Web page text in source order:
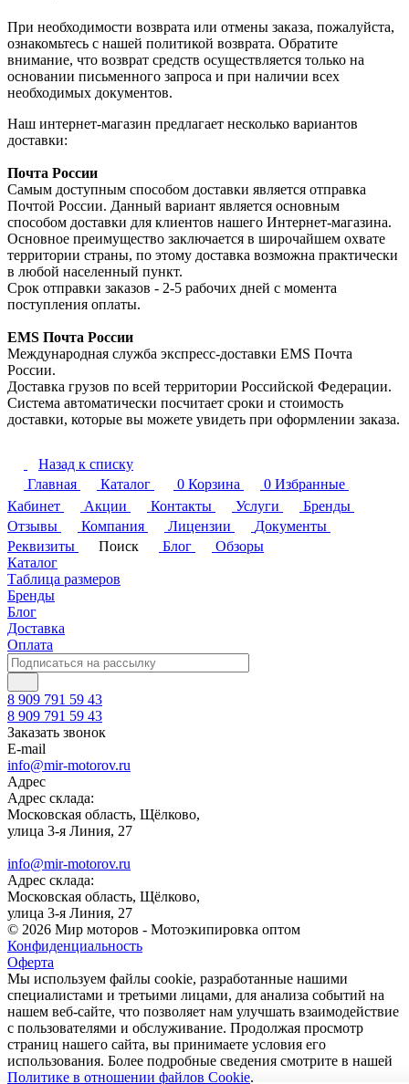
При необходимости возврата или отмены заказа, пожалуйста,
ознакомьтесь с нашей политикой возврата. Обратите
внимание, что возврат средств осуществляется только на
основании письменного запроса и при наличии всех
необходимых документов.
Наш интернет-магазин предлагает несколько вариантов
доставки:
Почта России
Самым доступным способом доставки является отправка
Почтой России. Данный вариант является основным
способом доставки для клиентов нашего Интернет-магазина.
Основное преимущество заключается в широчайшем охвате
территории страны, по этому доставка возможна практически
в любой населенный пункт.
Срок отправки заказов - 2-5 рабочих дней с момента
поступления оплаты.
EMS Почта России
Международная служба экспресс-доставки EMS Почта
России.
Доставка грузов по всей территории Российской Федерации.
Система автоматически посчитает сроки и стоимость
доставки, которые вы можете увидеть при оформлении заказа.
Назад к списку
Главная
Каталог 0 Корзина 0 Избранные
Кабинет
Акции Контакты Услуги
Бренды
Отзывы
Компания Лицензии
Документы
Реквизиты
Поиск Блог
Обзоры
Каталог
Таблица размеров
Бренды
Блог
Доставка
Оплата
8 909 791 59 43
8 909 791 59 43
Заказать звонок
E-mail
info@mir-motorov.ru
Адрес
Адрес склада:
Московская область, Щёлково,
улица 3-я Линия, 27
info@mir-motorov.ru
Адрес склада:
Московская область, Щёлково,
улица 3-я Линия, 27
© 2026 Мир моторов - Мотоэкипировка оптом
Конфиденциальность
Оферта
Мы используем файлы cookie, разработанные нашими
специалистами и третьими лицами, для анализа событий на
нашем веб-сайте, что позволяет нам улучшать взаимодействие
с пользователями и обслуживание. Продолжая просмотр
страниц нашего сайта, вы принимаете условия его
использования. Более подробные сведения смотрите в нашей
Политике в отношении файлов Cookie.